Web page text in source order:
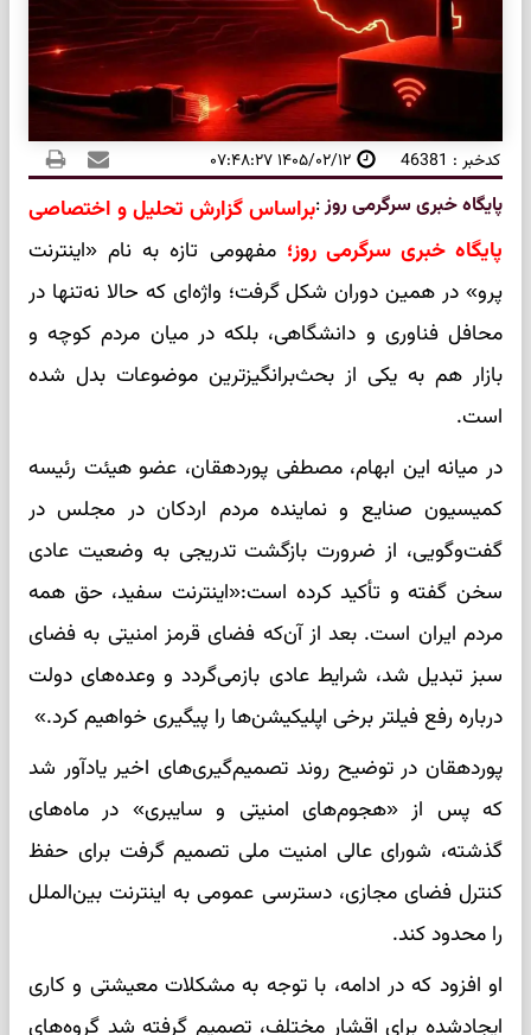
کدخبر : 46381 ۱۴۰۵/۰۲/۱۲ ۰۷:۴۸:۲۷
پایگاه خبری سرگرمی روز:براساس گزارش تحلیل و اختصاصی
پایگاه خبری سرگرمی روز؛ مفهومی تازه به نام «اینترنت
پرو» در همین دوران شکل گرفت؛ واژه‌ای که حالا نه‌تنها در
محافل فناوری و دانشگاهی، بلکه در میان مردم کوچه و
بازار هم به یکی از بحث‌برانگیزترین موضوعات بدل شده
است.
در میانه‌ این ابهام، مصطفی پوردهقان، عضو هیئت رئیسه
کمیسیون صنایع و نماینده مردم اردکان در مجلس در
گفت‌وگویی، از ضرورت بازگشت تدریجی به وضعیت عادی
سخن گفته و تأکید کرده است:«اینترنت سفید، حق همه
مردم ایران است. بعد از آن‌که فضای قرمز امنیتی به فضای
سبز تبدیل شد، شرایط عادی بازمی‌گردد و وعده‌های دولت
درباره رفع فیلتر برخی اپلیکیشن‌ها را پیگیری خواهیم کرد.»
پوردهقان در توضیح روند تصمیم‌گیری‌های اخیر یادآور شد
که پس از «هجوم‌های امنیتی و سایبری» در ماه‌های
گذشته، شورای عالی امنیت ملی تصمیم گرفت برای حفظ
کنترل فضای مجازی، دسترسی عمومی به اینترنت بین‌الملل
را محدود کند.
او افزود که در ادامه، با توجه به مشکلات معیشتی و کاری
ایجادشده برای اقشار مختلف، تصمیم گرفته شد گروه‌های